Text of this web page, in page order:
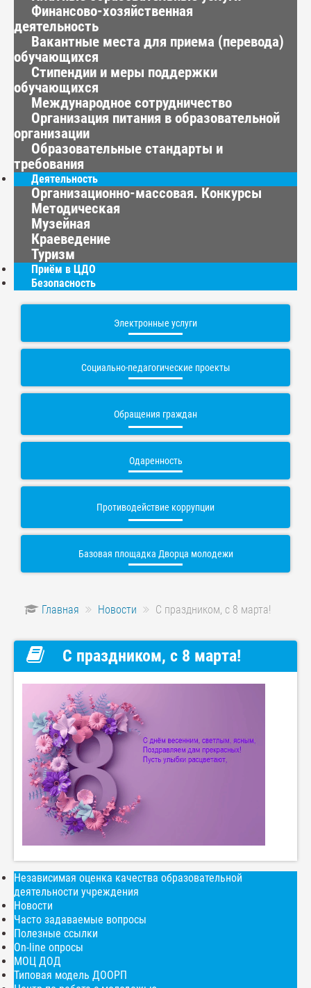
Финансово-хозяйственная
деятельность
Вакантные места для приема (перевода)
обучающихся
Стипендии и меры поддержки
обучающихся
Международное сотрудничество
Организация питания в образовательной
организации
Образовательные стандарты и
требования
Деятельность
Организационно-массовая. Конкурсы
Методическая
Музейная
Краеведение
Туризм
Приём в ЦДО
Безопасность
Электронные услуги
Социально-педагогические проекты
Обращения граждан
Одаренность
Противодействие коррупции
Базовая площадка Дворца молодежи
Главная Новости С праздником, с 8 марта!
С праздником, с 8 марта!
Независимая оценка качества образовательной
деятельности учреждения
Новости
Часто задаваемые вопросы
Полезные ссылки
On-line опросы
МОЦ ДОД
Типовая модель ДООРП